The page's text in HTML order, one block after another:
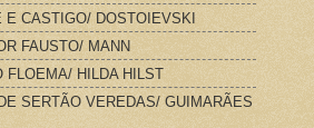
E CASTIGO/ DOSTOIEVSKI
FAUSTO/ MANN
FLOEMA/ HILDA HILST
SERTÃO VEREDAS/ GUIMARÃES